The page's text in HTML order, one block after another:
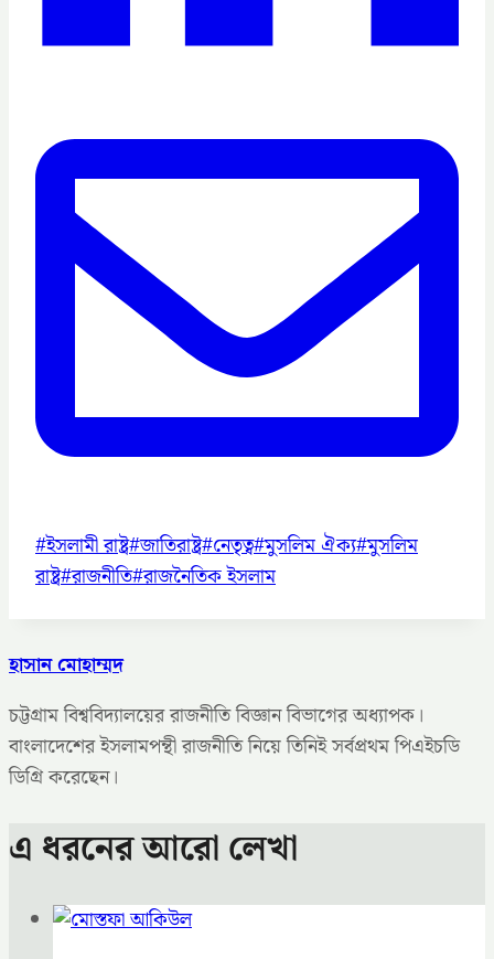
Post
Tags:
#ইসলামী রাষ্ট্র#জাতিরাষ্ট্র#নেতৃত্ব#মুসলিম ঐক্য#মুসলিম
রাষ্ট্র#রাজনীতি#রাজনৈতিক ইসলাম
হাসান মোহাম্মদ
চট্টগ্রাম বিশ্ববিদ্যালয়ের রাজনীতি বিজ্ঞান বিভাগের অধ্যাপক।
বাংলাদেশের ইসলামপন্থী রাজনীতি নিয়ে তিনিই সর্বপ্রথম পিএইচডি
ডিগ্রি করেছেন।
এ ধরনের আরো লেখা